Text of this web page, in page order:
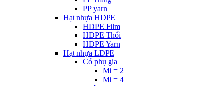
PP yarn
Hạt nhựa HDPE
HDPE Film
HDPE Thổi
HDPE Yarn
Hạt nhựa LDPE
Có phụ gia
Mi = 2
Mi = 4